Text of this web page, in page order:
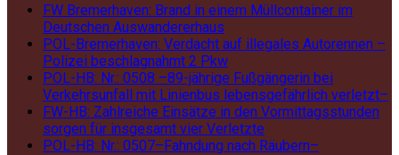
FW Bremerhaven: Brand in einem Müllcontainer im
Deutschen Auswandererhaus
POL-Bremerhaven: Verdacht auf illegales Autorennen –
Polizei beschlagnahmt 2 Pkw
POL-HB: Nr.: 0508 –89-jährige Fußgängerin bei
Verkehrsunfall mit Linienbus lebensgefährlich verletzt–
FW-HB: Zahlreiche Einsätze in den Vormittagsstunden
sorgen für insgesamt vier Verletzte
POL-HB: Nr.: 0507–Fahndung nach Räubern–